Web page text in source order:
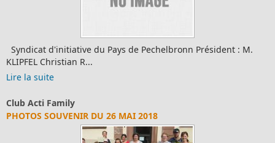
Syndicat d'initiative du Pays de Pechelbronn Président : M.
KLIPFEL Christian R...
Lire la suite
Club Acti Family
PHOTOS SOUVENIR DU 26 MAI 2018